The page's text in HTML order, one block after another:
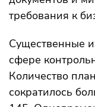
требования к
Существенные
сфере
Количество
сократилось